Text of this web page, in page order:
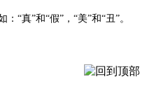
“真”和“假”，“美”和“丑”。